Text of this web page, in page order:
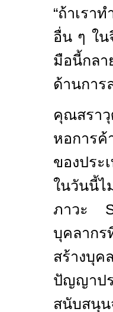
“ถ้าเรา
อื่น ๆ ใน
มือนี้กลา
ด้านกา
คุณสรา
หอการค้
ของประ
ในวันนี้ไ
ภาวะ
บุคลาก
สร้างบุค
ปัญญาป
สนับสนุน